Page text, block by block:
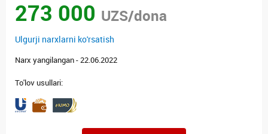
273 000 UZS/dona
Ulgurji narxlarni ko'rsatish
Narx yangilangan - 22.06.2022
To'lov usullari: